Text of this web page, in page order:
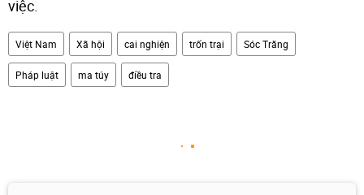
việc.
Việt Nam Xã hội cai nghiện trốn trại Sóc Trăng
Pháp luật ma túy điều tra